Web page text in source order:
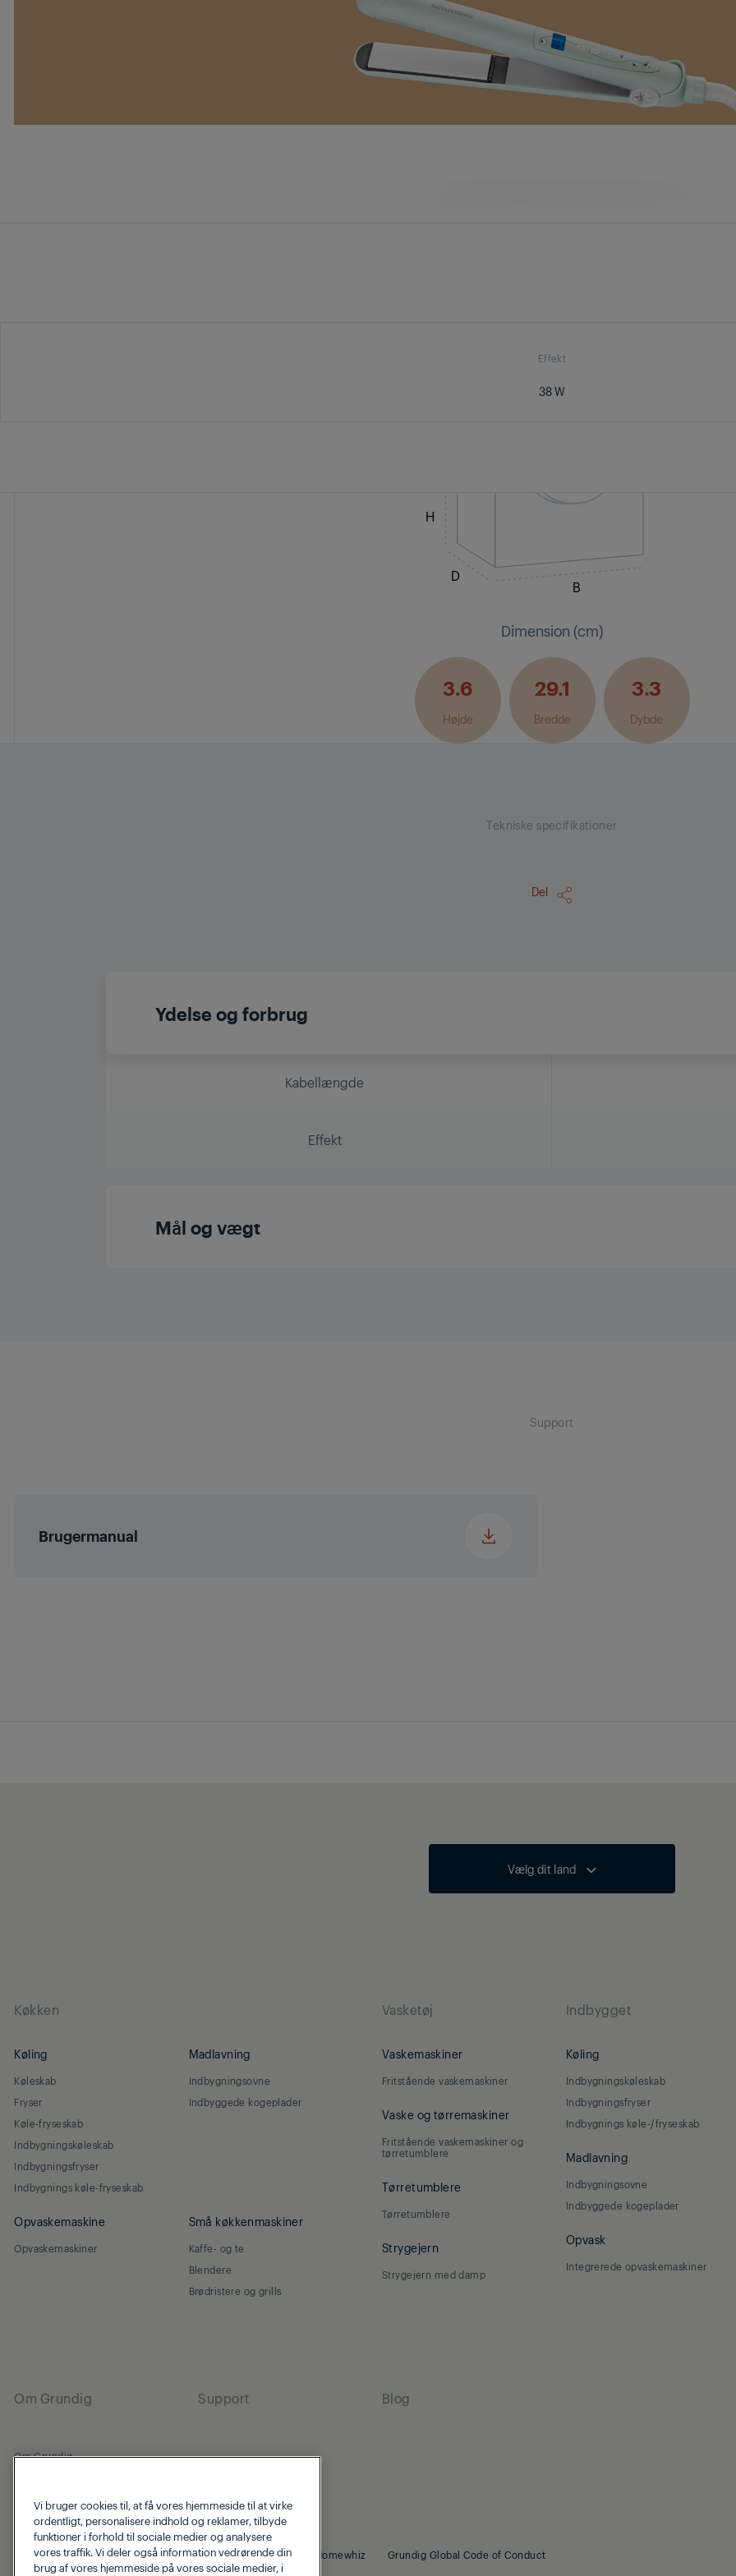
Effekt
38 W
H
D
B
Dimension (cm)
3.6
Højde
29.1
Bredde
3.3
Dybde
Tekniske specifikationer
Del
Ydelse og forbrug
Kabellængde
Effekt
Mål og vægt
Support
Brugermanual
Vælg dit land
Køkken
Køling
Køleskab
Fryser
Køle-fryseskab
Indbygningskøleskab
Indbygningsfryser
Indbygnings køle-fryseskab
Madlavning
Indbygningsovne
Indbyggede kogeplader
Opvaskemaskine
Opvaskemaskiner
Små køkkenmaskiner
Kaffe- og te
Blendere
Brødristere og grills
Vasketøj
Vaskemaskiner
Fritstående vaskemaskiner
Vaske og tørremaskiner
Fritstående vaskemaskiner og
tørretumblere
Tørretumblere
Tørretumblere
Strygejern
Strygejern med damp
Indbygget
Køling
Indbygningskøleskab
Indbygningsfryser
Indbygnings køle-/fryseskab
Madlavning
Indbygningsovne
Indbyggede kogeplader
Opvask
Integrerede opvaskemaskiner
Om Grundig
Om Grundig
Support Blog
© 2026 Grundig cookie-politik Fortrolighedspolitik Homewhiz Grundig Global Code of Conduct
Vi bruger cookies til, at få vores hjemmeside til at virke
ordentligt, personalisere indhold og reklamer, tilbyde
funktioner i forhold til sociale medier og analysere
vores traffik. Vi deler også information vedrørende din
brug af vores hjemmeside på vores sociale medier, i